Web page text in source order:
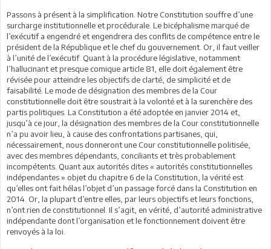
Passons à présent à la simplification. Notre Constitution souffre d’une
surcharge institutionnelle et procédurale. Le bicéphalisme marqué de
l’exécutif a engendré et engendrera des conflits de compétence entre le
président de la République et le chef du gouvernement. Or, il faut veiller
à l’unité de l’exécutif. Quant à la procédure législative, notamment
l’hallucinant et presque comique article 81, elle doit également être
révisée pour atteindre les objectifs de clarté, de simplicité et de
faisabilité. Le mode de désignation des membres de la Cour
constitutionnelle doit être soustrait à la volonté et à la surenchère des
partis politiques. La Constitution a été adoptée en janvier 2014 et,
jusqu’à ce jour, la désignation des membres de la Cour constitutionnelle
n’a pu avoir lieu, à cause des confrontations partisanes, qui,
nécessairement, nous donneront une Cour constitutionnelle politisée,
avec des membres dépendants, conciliants et très probablement
incompétents. Quant aux autorités dites « autorités constitutionnelles
indépendantes » objet du chapitre 6 de la Constitution, la vérité est
qu’elles ont fait hélas l’objet d’un passage forcé dans la Constitution en
2014. Or, la plupart d’entre elles, par leurs objectifs et leurs fonctions,
n’ont rien de constitutionnel. Il s’agit, en vérité, d’autorité administrative
indépendante dont l’organisation et le fonctionnement doivent être
renvoyés à la loi.